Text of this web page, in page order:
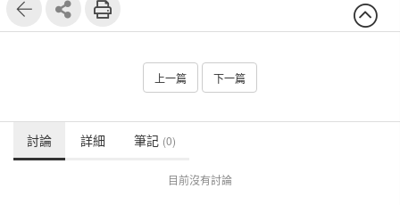
上一篇 下一篇
討論 詳細 筆記 (0)
目前沒有討論